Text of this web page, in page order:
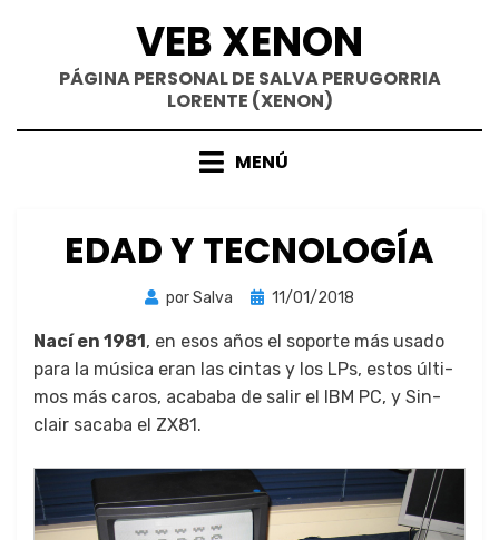
contenido
VEB XENON
PÁGINA PERSONAL DE SALVA PERUGORRIA
LORENTE (XENON)
MENÚ
EDAD Y TECNOLOGÍA
porSalva
Publicada
11/01/2018
Nací en 1981, en esos años el soporte más usa­do
para la músi­ca eran las cin­tas y los LPs, estos últi­
mos más caros, acaba­ba de salir el IBM PC, y Sin­
clair saca­ba el ZX81.